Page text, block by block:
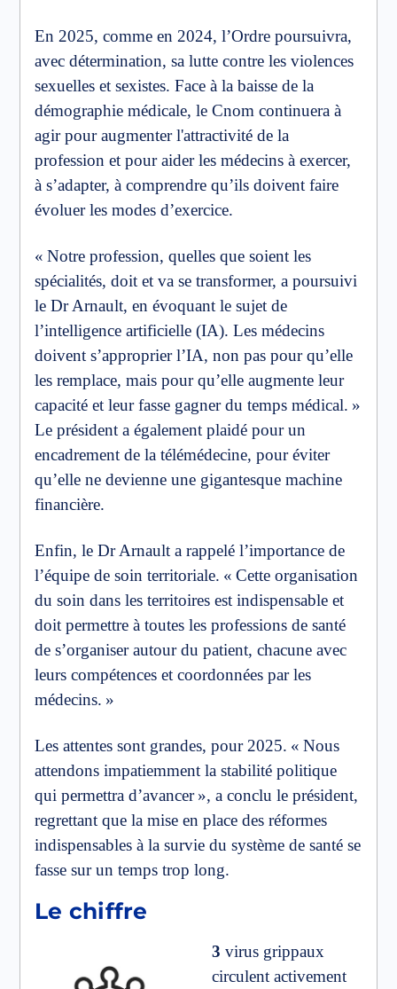
En 2025, comme en 2024, l’Ordre poursuivra,
avec détermination, sa lutte contre les violences
sexuelles et sexistes. Face à la baisse de la
démographie médicale, le Cnom continuera à
agir pour augmenter l'attractivité de la
profession et pour aider les médecins à exercer,
à s’adapter, à comprendre qu’ils doivent faire
évoluer les modes d’exercice.
« Notre profession, quelles que soient les
spécialités, doit et va se transformer, a poursuivi
le Dr Arnault, en évoquant le sujet de
l’intelligence artificielle (IA). Les médecins
doivent s’approprier l’IA, non pas pour qu’elle
les remplace, mais pour qu’elle augmente leur
capacité et leur fasse gagner du temps médical. »
Le président a également plaidé pour un
encadrement de la télémédecine, pour éviter
qu’elle ne devienne une gigantesque machine
financière.
Enfin, le Dr Arnault a rappelé l’importance de
l’équipe de soin territoriale. « Cette organisation
du soin dans les territoires est indispensable et
doit permettre à toutes les professions de santé
de s’organiser autour du patient, chacune avec
leurs compétences et coordonnées par les
médecins. »
Les attentes sont grandes, pour 2025. « Nous
attendons impatiemment la stabilité politique
qui permettra d’avancer », a conclu le président,
regrettant que la mise en place des réformes
indispensables à la survie du système de santé se
fasse sur un temps trop long.
Le chiffre
3 virus grippaux
circulent activement